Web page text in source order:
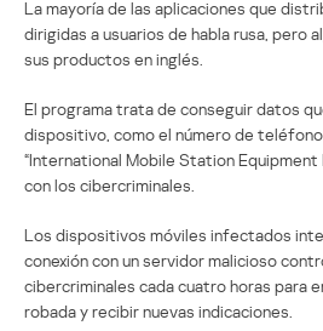
La mayoría de las aplicaciones que
dirigidas a usuarios de habla rusa, pero
sus productos en inglés.
El programa trata de conseguir datos
dispositivo, como el número de
“International Mobile Station
con los cibercriminales.
Los dispositivos móviles infectados
conexión con un servidor malicioso
cibercriminales cada cuatro horas para
robada y recibir nuevas indicaciones.